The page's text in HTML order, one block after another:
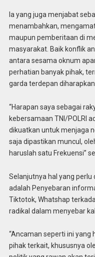
Ia yang juga menjabat
menambahkan,
maupun pemberitaan di
masyarakat. Baik konflik
antara sesama oknum
perhatian banyak pihak,
garda terdepan diharapkan
“Harapan saya sebagai
kebersamaan TNI/POLRI
dikuatkan untuk menjaga
saja dipastikan muncul,
haruslah satu Frekuensi”
Selanjutnya hal yang
adalah Penyebaran
Tiktotok, Whatshap
radikal dalam menyebar
“Ancaman seperti ini yang
pihak terkait, khususnya